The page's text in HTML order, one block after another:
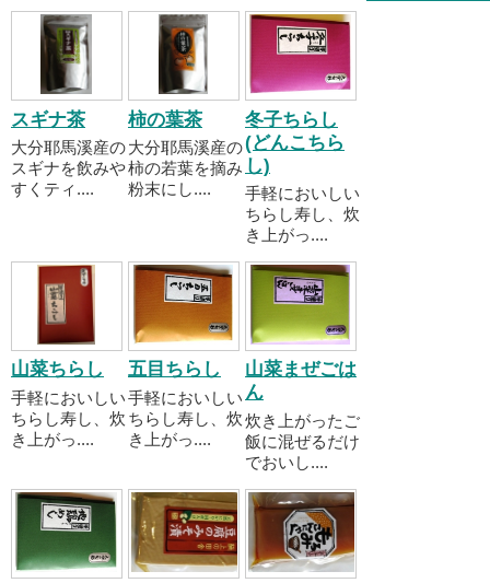
スギナ茶
大分耶馬溪産の
スギナを飲みや
すくティ....
柿の葉茶
大分耶馬溪産の
柿の若葉を摘み
粉末にし....
冬子ちらし
(どんこちら
し)
手軽においしい
ちらし寿し、炊
き上がっ....
山菜ちらし
手軽においしい
ちらし寿し、炊
き上がっ....
五目ちらし
手軽においしい
ちらし寿し、炊
き上がっ....
山菜まぜごは
ん
炊き上がったご
飯に混ぜるだけ
でおいし....